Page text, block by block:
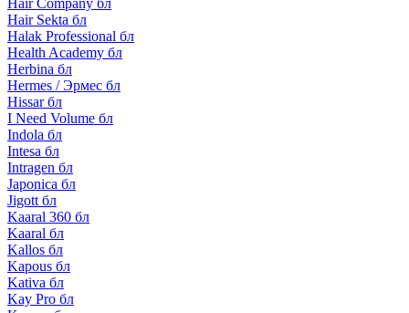
Hair Company бл
Hair Sekta бл
Halak Professional бл
Health Academy бл
Herbina бл
Hermes / Эрмес бл
Hissar бл
I Need Volume бл
Indola бл
Intesa бл
Intragen бл
Japonica бл
Jigott бл
Kaaral 360 бл
Kaaral бл
Kallos бл
Kapous бл
Kativa бл
Kay Pro бл